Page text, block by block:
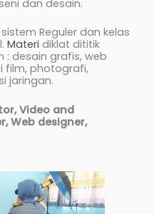
dan desain.
Reguler dan kelas
Materi diklat dititik
desain grafis, web
film, photografi,
jaringan.
,Video and
Web designer,